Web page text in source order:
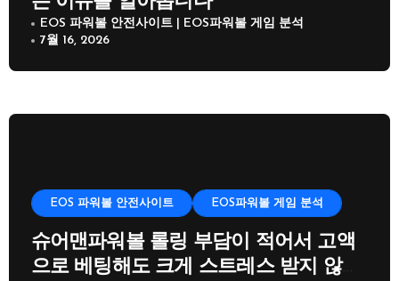
EOS 파워볼 안전사이트 | EOS파워볼 게임 분석
7월 16, 2026
EOS 파워볼 안전사이트 EOS파워볼 게임 분석
슈어맨파워볼 롤링 부담이 적어서 고액
으로 베팅해도 크게 스트레스 받지 않고